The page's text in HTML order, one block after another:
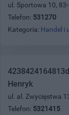
ul. Sportowa 10,
Telefon: 531270
Kategoria: Handel i
Henryk
ul. al. Zwycięstwa
Telefon: 5321415